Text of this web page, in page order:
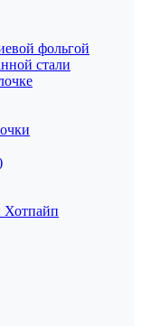
фольгой
стали
Хотпайп